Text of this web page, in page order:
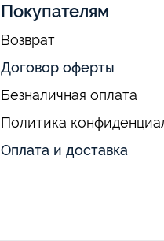
Покупателям
Возврат
Договор оферты
Безналичная оплата
Политика
Оплата и доставка